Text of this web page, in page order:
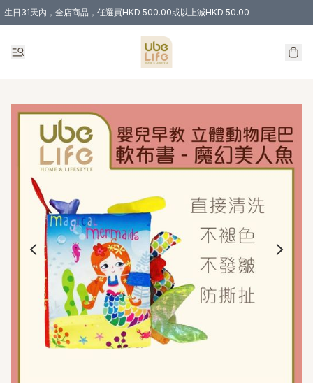
生日31天內，全店商品，任選買HKD 500.00或以上減HKD 50.00
購物滿 HKD 300.00即享免運費優惠！（適用於 特定的送貨方式 )